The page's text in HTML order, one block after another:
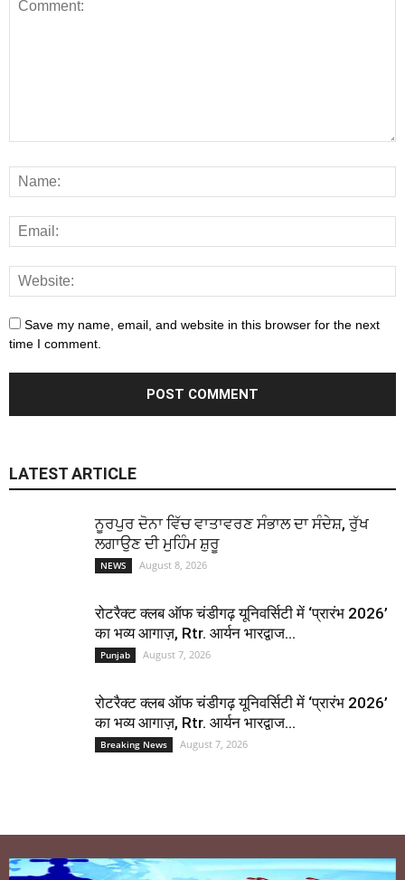
Save my name, email, and website in this browser for the next
time I comment.
LATEST ARTICLE
ਨੂਰਪੁਰ ਦੋਨਾ ਵਿੱਚ ਵਾਤਾਵਰਣ ਸੰਭਾਲ ਦਾ ਸੰਦੇਸ਼, ਰੁੱਖ
ਲਗਾਉਣ ਦੀ ਮੁਹਿੰਮ ਸ਼ੁਰੂ
NEWS August 8, 2026
रोटरैक्ट क्लब ऑफ चंडीगढ़ यूनिवर्सिटी में ‘प्रारंभ 2026’
का भव्य आगाज़, Rtr. आर्यन भारद्वाज...
Punjab August 7, 2026
रोटरैक्ट क्लब ऑफ चंडीगढ़ यूनिवर्सिटी में ‘प्रारंभ 2026’
का भव्य आगाज़, Rtr. आर्यन भारद्वाज...
Breaking News August 7, 2026